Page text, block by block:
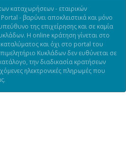
καταχωρήσεων - εταιρικών
- βαρύνει αποκλειστικά και μόνο
της επιχείρησης και σε καμία
Η online κράτηση γίνεται στο
και όχι στο portal του
Κυκλάδων δεν ευθύνεται σε
την διαδικασία κρατήσεων
ηλεκτρονικές πληρωμές που